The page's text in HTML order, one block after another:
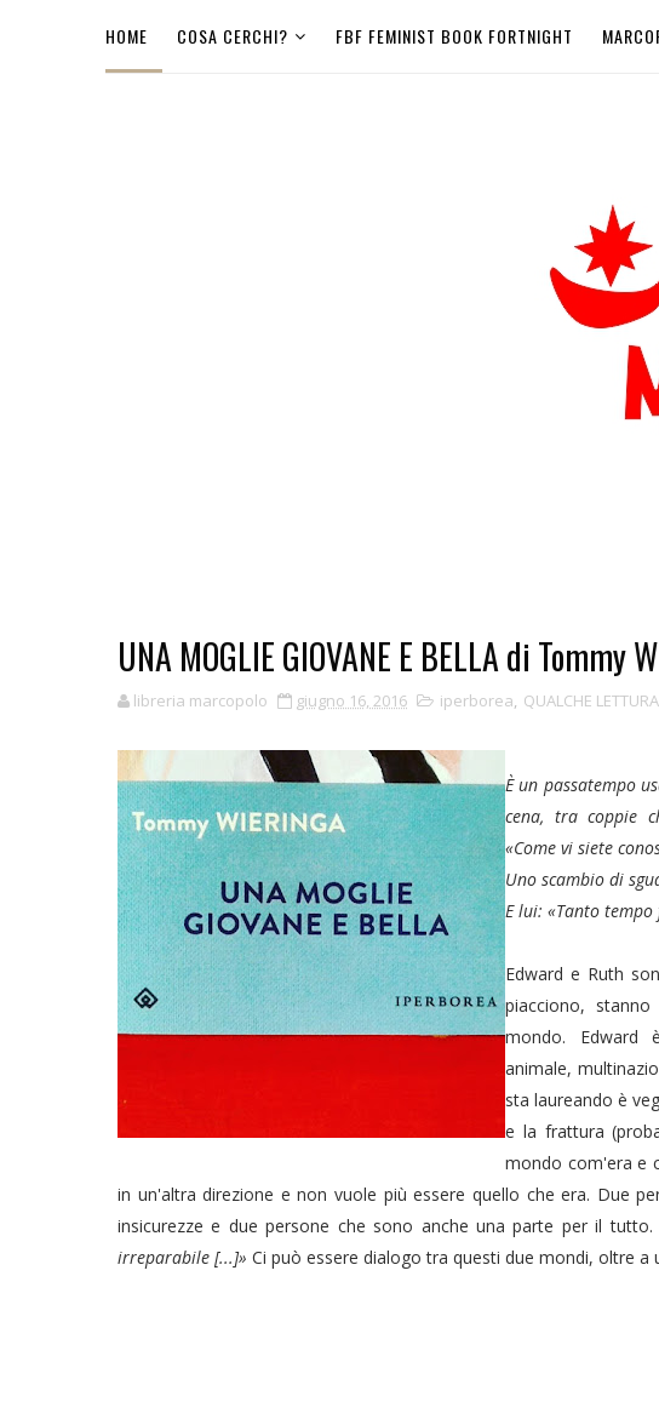
HOME COSA CERCHI? FBF FEMINIST BOOK FORTNIGHT
UNA MOGLIE GIOVANE E BELLA di Tommy
libreria marcopolo giugno 16, 2016 iperborea, QUALCHE LETTURA
È un passatempo
cena, tra coppie
«Come vi siete
Uno scambio di
E lui: «Tanto
Edward e Ruth
piacciono,
mondo. Edward
animale,
sta laureando è
e la frattura
mondo com'era e
in un'altra direzione e non vuole più essere quello che era. Due
insicurezze e due persone che sono anche una parte per il
irreparabile [...]» Ci può essere dialogo tra questi due mondi, oltre a